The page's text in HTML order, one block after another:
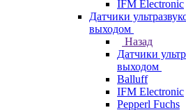
IFM Electronic
Датчики
выходом
Назад
Датчики
выходом
Balluff
IFM Electronic
Pepperl Fuchs